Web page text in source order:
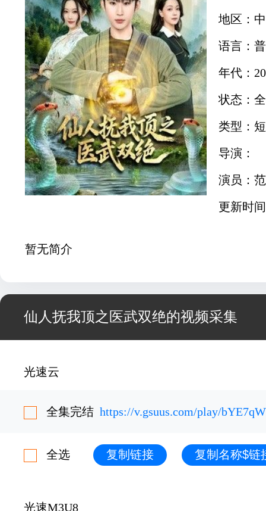
地区：
语言：
年代：
状态：
类型：
导演：
演员：
更新时
暂无简介
仙人抚我顶之医武双绝的视频采集
光速云
全集完结 https://v.gsuus.com/play/
全选 复制链接 复制名称$链
光速M3U8